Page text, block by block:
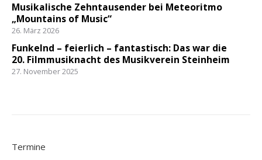
Musikalische Zehntausender bei Meteoritmo
„Mountains of Music“
26. März 2026
Funkelnd – feierlich – fantastisch: Das war die
20. Filmmusiknacht des Musikverein Steinheim
27. November 2025
Termine